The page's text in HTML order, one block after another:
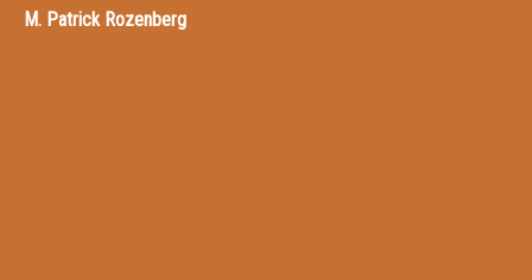
M. Patrick Rozenberg